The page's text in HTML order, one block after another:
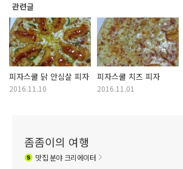
관련글
피자스쿨 닭 안심살 피자
2016.11.10
피자스쿨 치즈 피자
2016.11.01
좀좀이의 여행
맛집분야 크리에이터